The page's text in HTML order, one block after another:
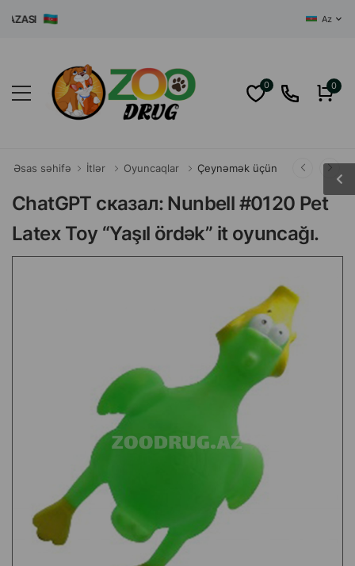
Az
0 0
Əsas səhifə İtlər Oyuncaqlar Çeynəmək üçün
ChatGPT сказал: Nunbell #0120 Pet
Latex Toy “Yaşıl ördək” it oyuncağı.